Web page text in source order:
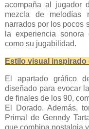
acompaña al jugador
mezcla de melodías
narrados por los pocos
la experiencia
como su jugabilidad.
Estilo visual
El apartado gráfico
diseñado para evocar
de finales de los 90,
El Dorado. Además,
Primal de Genndy
que combina nostalgia